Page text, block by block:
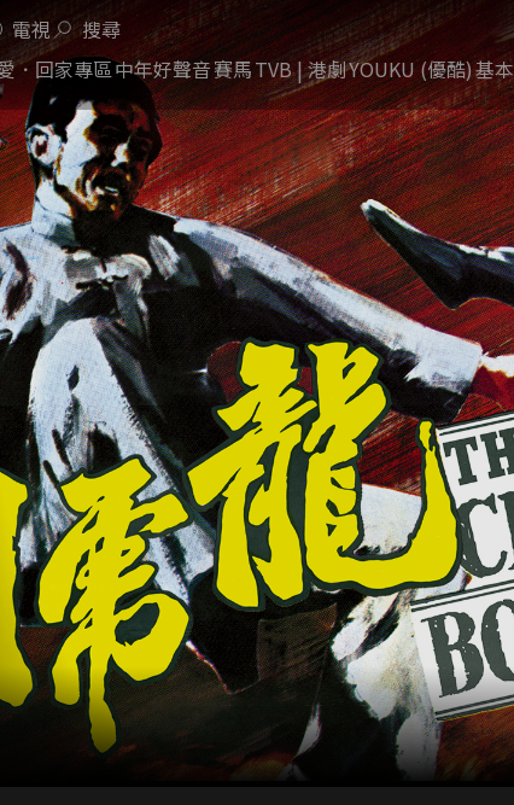
電視 搜尋
．回家專區中年好聲音賽馬TVB | 港劇YOUKU (優酷)基